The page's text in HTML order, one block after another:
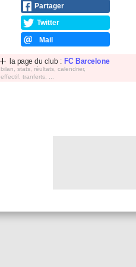
Partager
Twitter
Mail
la page du club : FC Barcelone
bilan, stats, réultats, calendrier,
effectif, tranferts, ...